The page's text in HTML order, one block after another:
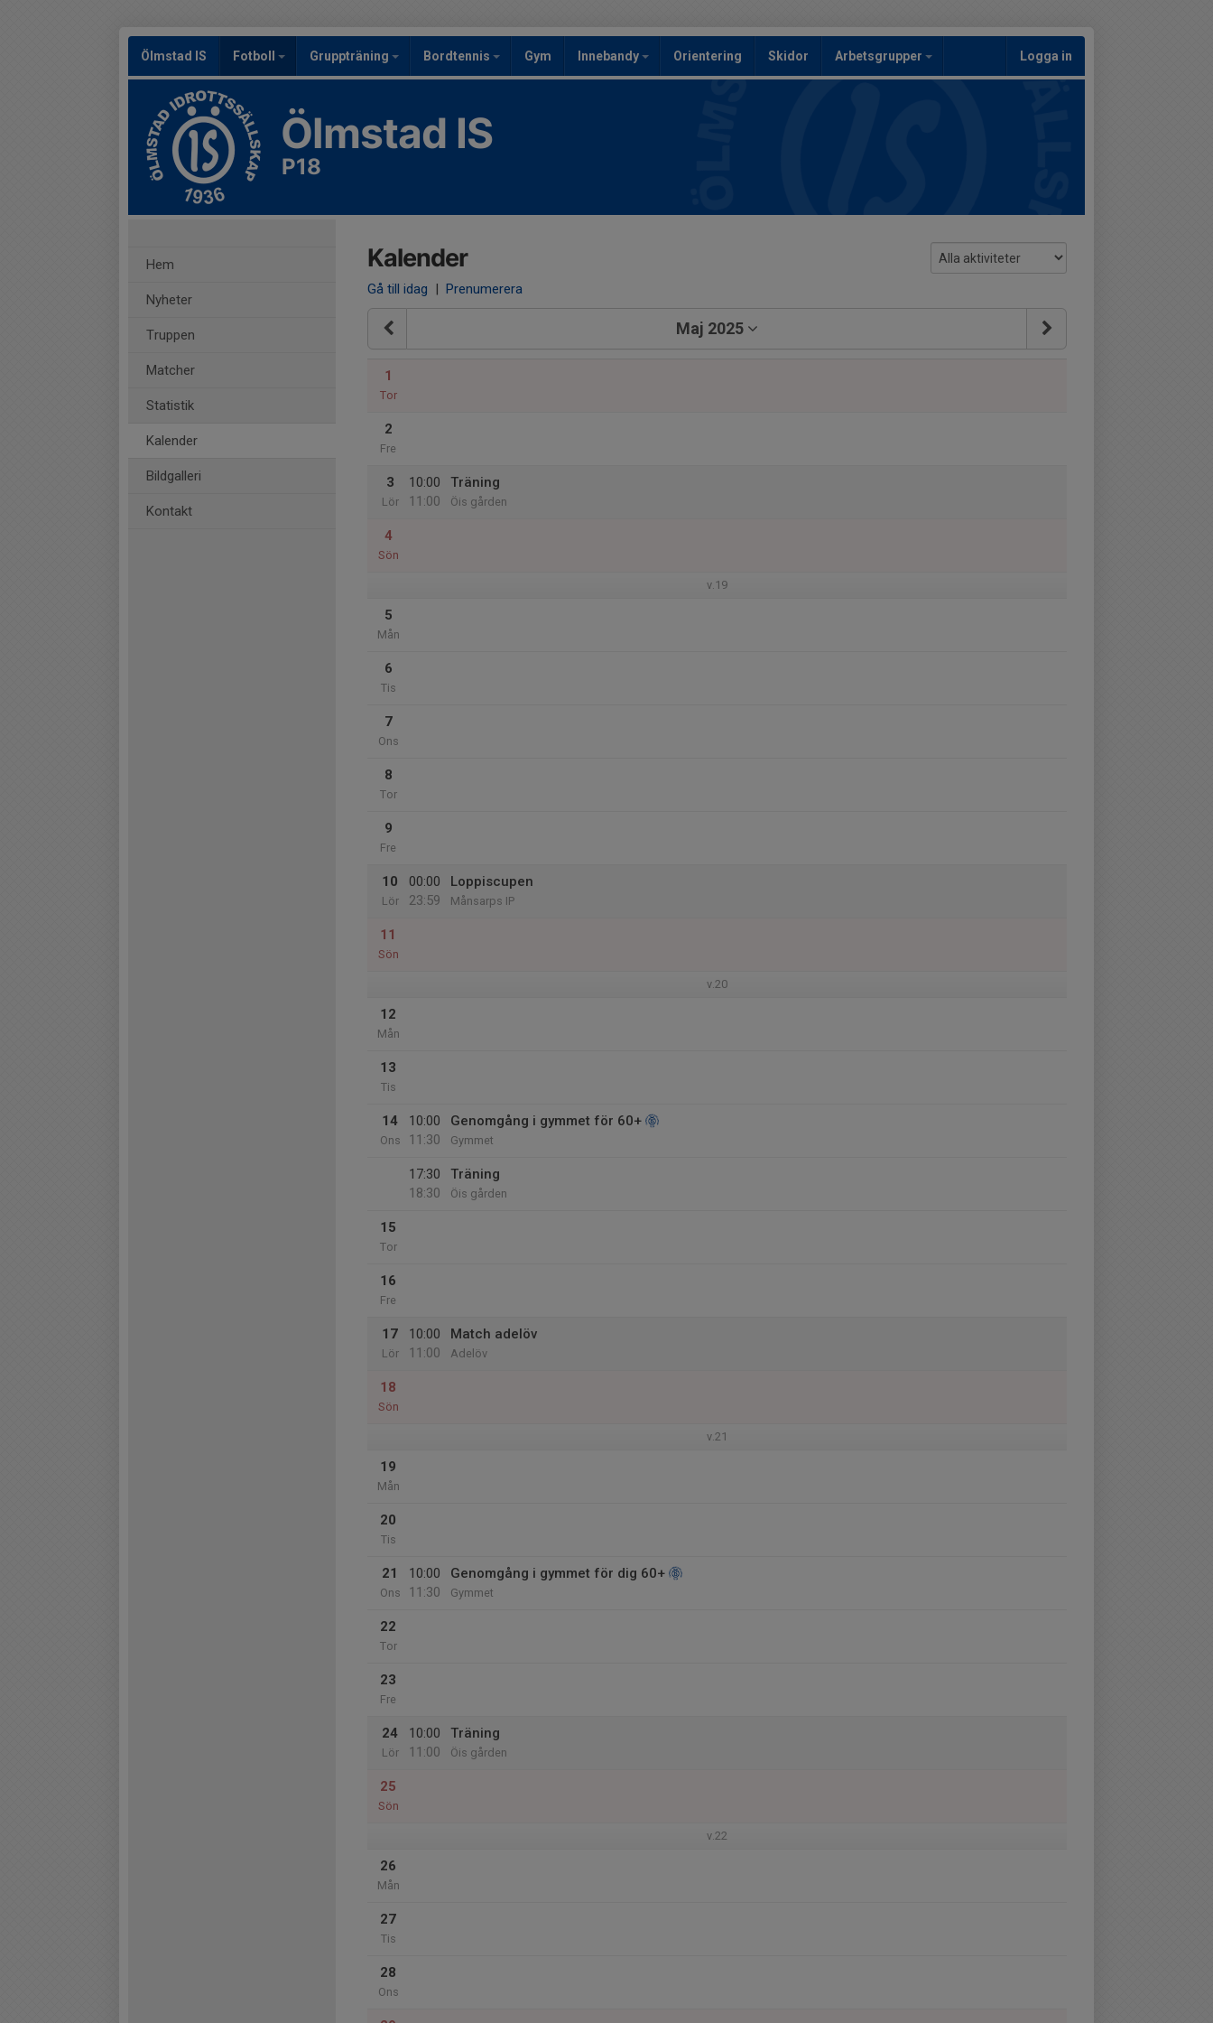
Ölmstad IS Fotboll Gruppträning Bordtennis Gym Innebandy Orientering Skidor Arbetsgrupper Logga in
Ölmstad IS
P18
Hem
Nyheter
Truppen
Matcher
Statistik
Kalender
Bildgalleri
Kontakt
Kalender
Gå till idag | Prenumerera
Maj 2025
1
Tor
2
Fre
3
Lör
10:00
11:00
Träning
Öis gården
4
Sön
v.19
5
Mån
6
Tis
7
Ons
8
Tor
9
Fre
10
Lör
00:00
23:59
Loppiscupen
Månsarps IP
11
Sön
v.20
12
Mån
13
Tis
14
Ons
10:00
11:30
Genomgång i gymmet för 60+
Gymmet
17:30
18:30
Träning
Öis gården
15
Tor
16
Fre
17
Lör
10:00
11:00
Match adelöv
Adelöv
18
Sön
v.21
19
Mån
20
Tis
21
Ons
10:00
11:30
Genomgång i gymmet för dig 60+
Gymmet
22
Tor
23
Fre
24
Lör
10:00
11:00
Träning
Öis gården
25
Sön
v.22
26
Mån
27
Tis
28
Ons